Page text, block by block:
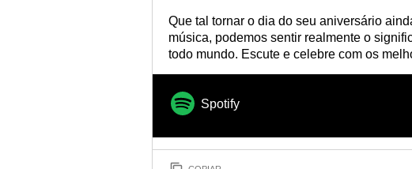
Que tal tornar o dia do seu aniversário
música, podemos sentir realmente o
todo mundo. Escute e celebre com os
Spotify